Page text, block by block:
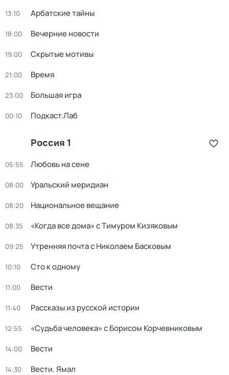
13:10 Арбатские тайны
18:00 Вечерние новости
19:00 Скрытые мотивы
21:00 Время
23:00 Большая игра
00:10 Подкаст.Лаб
Россия 1
05:55 Любовь на сене
08:00 Уральский меридиан
08:20 Национальное вещание
08:35 «Когда все дома» с Тимуром Кизяковым
09:25 Утренняя почта с Николаем Басковым
10:10 Сто к одному
11:00 Вести
11:40 Рассказы из русской истории
12:55 «Судьба человека» с Борисом Корчевниковым
14:00 Вести
14:30 Вести. Ямал